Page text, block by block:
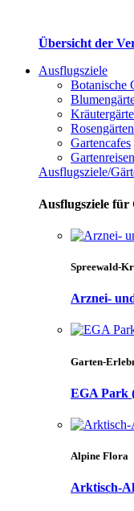
Übersicht der
Ausflugsziele
Botanische
Rosengärten
Gartencafes
Gartenreisen
Ausflugsziele/
Ausflugsziele
Spreewald-
Arznei-
Garten-
EGA Park
Alpine Flora
Arktisch-